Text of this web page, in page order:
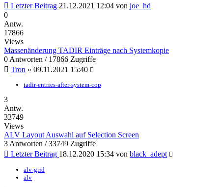
Letzter Beitrag 21.12.2021 12:04 von joe_hd
0
Antw.
17866
Views
Massenänderung TADIR Einträge nach Systemkopie
0 Antworten / 17866 Zugriffe
Tron » 09.11.2021 15:40
tadir-entries-after-system-cop
3
Antw.
33749
Views
ALV Layout Auswahl auf Selection Screen
3 Antworten / 33749 Zugriffe
Letzter Beitrag 18.12.2020 15:34 von black_adept
alv-grid
alv